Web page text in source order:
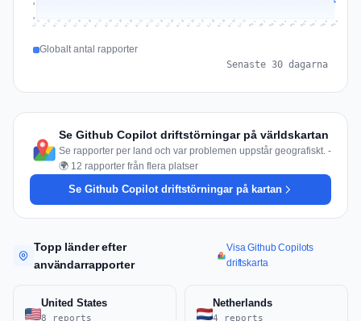
Jul 11 Jul 12 Jul 13 Jul 14 Jul 15 Jul 16 Jul 17 Jul 18 Jul 19 Jul 20 Jul 21 Jul 22 Jul 23 Jul 24 Jul 25 Jul 26 Jul 27 Jul 28 Jul 29 Jul 30 Jul 31 Aug 1 Aug 2 Aug 3 Aug 4 Aug 5 Aug 6 Aug 7 Aug 8 Aug 9
Globalt antal rapporter
Senaste 30 dagarna
Se Github Copilot driftstörningar på världskartan
Se rapporter per land och var problemen uppstår geografiskt. -
🌍 12 rapporter från flera platser
Se Github Copilot driftstörningar på kartan
Topp länder efter
användarrapporter
Visa Github Copilots
driftskarta
United States
8 reports
Netherlands
4 reports